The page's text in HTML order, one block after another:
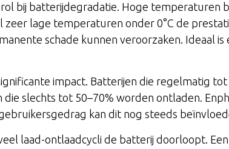
bij batterijdegradatie. Hoge temperaturen
zeer lage temperaturen onder 0°C de
schade kunnen veroorzaken. Ideaal
impact. Batterijen die regelmatig
slechts tot 50–70% worden ontladen.
kan dit nog steeds
laad-ontlaadcycli de batterij doorloopt.